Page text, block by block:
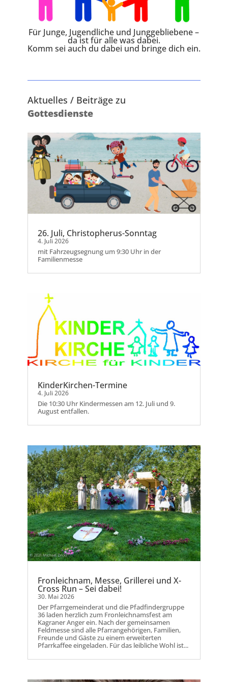
Für Junge, Jugendliche und Junggebliebene –
da ist für alle was dabei.
Komm sei auch du dabei und bringe dich ein.
Aktuelles / Beiträge zu
Gottesdienste
26. Juli, Christopherus-Sonntag
4. Juli 2026
mit Fahrzeugsegnung um 9:30 Uhr in der
Familienmesse
KinderKirchen-Termine
4. Juli 2026
Die 10:30 Uhr Kindermessen am 12. Juli und 9.
August entfallen.
Fronleichnam, Messe, Grillerei und X-
Cross Run – Sei dabei!
30. Mai 2026
Der Pfarrgemeinderat und die Pfadfindergruppe
36 laden herzlich zum Fronleichnamsfest am
Kagraner Anger ein. Nach der gemeinsamen
Feldmesse sind alle Pfarrangehörigen, Familien,
Freunde und Gäste zu einem erweiterten
Pfarrkaffee eingeladen. Für das leibliche Wohl ist...